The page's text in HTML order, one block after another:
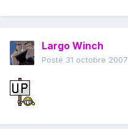
Largo Winch
Posté 31 octobre 2007